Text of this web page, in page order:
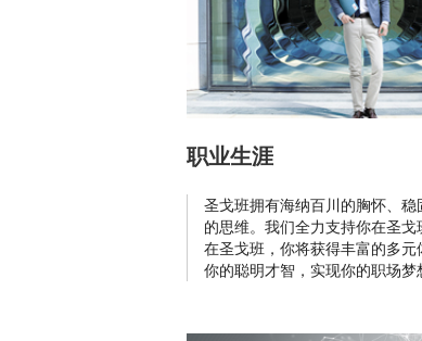
职业生涯
圣戈班拥有海纳百川的胸怀、
的思维。我们全力支持你在圣戈
在圣戈班，你将获得丰富的多
你的聪明才智，实现你的职场梦